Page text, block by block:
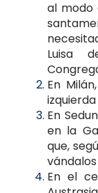
al modo
Luisa
En
En
en la
que,
En el